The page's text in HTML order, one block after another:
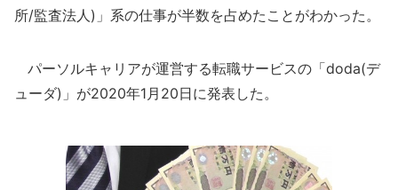
所/監査法人)」系の仕事が半数を占めたことがわかった。
パーソルキャリアが運営する転職サービスの「doda(デ
ューダ)」が2020年1月20日に発表した。